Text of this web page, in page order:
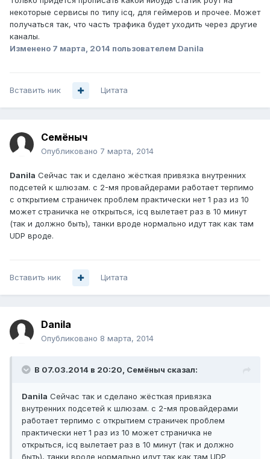
некоторые сервисы по типу icq, для геймеров и прочее. Может
получаться так, что часть трафика будет уходить через другие
каналы.
Изменено 7 марта, 2014 пользователем Danila
Вставить ник Цитата
Семёныч
Опубликовано 7 марта, 2014
Danila Сейчас так и сделано жёсткая привязка внутренних
подсетей к шлюзам. с 2-мя провайдерами работает терпимо
с открытием страничек проблем практически нет 1 раз из 10
может страничка не открыться, icq вылетает раз в 10 минут
(так и должно быть), танки вроде нормально идут так как там
UDP вроде.
Вставить ник Цитата
Danila
Опубликовано 8 марта, 2014
В 07.03.2014 в 20:20, Семёныч сказал:
Danila Сейчас так и сделано жёсткая привязка
внутренних подсетей к шлюзам. с 2-мя провайдерами
работает терпимо с открытием страничек проблем
практически нет 1 раз из 10 может страничка не
открыться, icq вылетает раз в 10 минут (так и должно
быть), танки вроде нормально идут так как там UDP